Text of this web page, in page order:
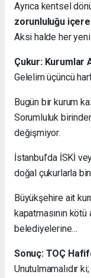
Ayrıca kentsel
zorunluluğu
Aksi halde her
Çukur: Kurumlar
Gelelim üçüncü
Bugün bir kurum
Sorumluluk
değişmiyor.
İstanbul’da İSKİ
doğal çukurlarla
Büyükşehire ait
kapatmasının
belediyelerine…
Sonuç: TOÇ
Unutulmamalıdır ki;